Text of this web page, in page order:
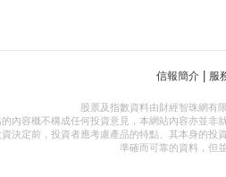
信報簡介 服
股票及指數資料由財經智珠網有
內容概不構成任何投資意見，本網站內容亦並非
決定前，投資者應考慮產品的特點、其本身的投
準確而可靠的資料，但